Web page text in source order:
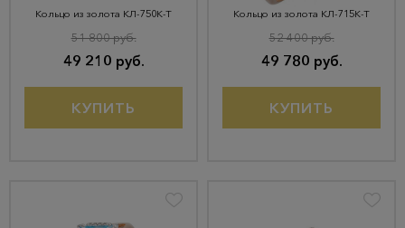
Кольцо из золота КЛ-750К-Т
49 210 руб.
51 800 руб.
КУПИТЬ
Кольцо из золота КЛ-715К-Т
49 780 руб.
52 400 руб.
КУПИТЬ